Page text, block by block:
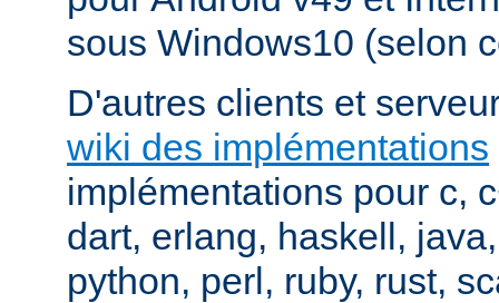
sous Windows10 (selon
D'autres clients et
wiki des implémentations
implémentations pour c,
dart, erlang, haskell,
python, perl, ruby, rust,